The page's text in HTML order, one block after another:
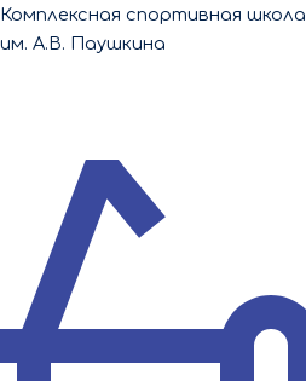
Перейти
к
Комплексная спортивная школа
им. А.В. Паушкина